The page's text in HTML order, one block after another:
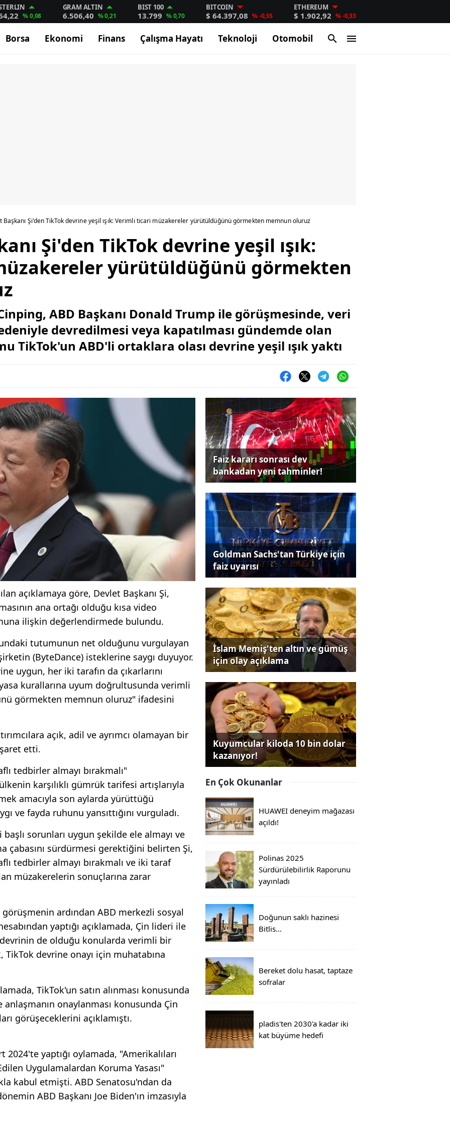
% 0,08
GRAM ALTIN
6.506,40 % 0,21
BIST 100
13.799 % 0,70
BITCOIN
$ 64.397,08 % -0,35
ETHEREUM
$ 1.902,92 % -0,33
Borsa Ekonomi Finans Çalışma Hayatı Teknoloji Otomobil
Başkanı Şi'den TikTok devrine yeşil ışık: Verimli ticari müzakereler yürütüldüğünü görmekten memnun oluruz
Şi'den TikTok devrine yeşil ışık:
yürütüldüğünü görmekten
ABD Başkanı Donald Trump ile görüşmesinde, veri
devredilmesi veya kapatılması gündemde olan
TikTok'un ABD'li ortaklara olası devrine yeşil ışık yaktı
açıklamaya göre, Devlet Başkanı Şi,
ana ortağı olduğu kısa video
ilişkin değerlendirmede bulundu.
tutumunun net olduğunu vurgulayan
(ByteDance) isteklerine saygı duyuyor.
uygun, her iki tarafın da çıkarlarını
kurallarına uyum doğrultusunda verimli
görmekten memnun oluruz" ifadesini
açık, adil ve ayrımcı olamayan bir
etti.
tedbirler almayı bırakmalı"
karşılıklı gümrük tarifesi artışlarıyla
amacıyla son aylarda yürüttüğü
ve fayda ruhunu yansıttığını vurguladı.
sorunları uygun şekilde ele almayı ve
çabasını sürdürmesi gerektiğini belirten Şi,
tedbirler almayı bırakmalı ve iki taraf
müzakerelerin sonuçlarına zarar
ardından ABD merkezli sosyal
yaptığı açıklamada, Çin lideri ile
de olduğu konularda verimli bir
TikTok devrine onayı için muhatabına
TikTok'un satın alınması konusunda
anlaşmanın onaylanması konusunda Çin
görüşeceklerini açıklamıştı.
yaptığı oylamada, "Amerikalıları
Uygulamalardan Koruma Yasası"
kabul etmişti. ABD Senatosu'ndan da
ABD Başkanı Joe Biden'ın imzasıyla
Faiz kararı sonrası dev
bankadan yeni tahminler!
Goldman Sachs'tan Türkiye için
faiz uyarısı
İslam Memiş'ten altın ve gümüş
için olay açıklama
Kuyumcular kiloda 10 bin dolar
kazanıyor!
En Çok Okunanlar
HUAWEI deneyim mağazası
açıldı!
Polinas 2025
Sürdürülebilirlik Raporunu
yayınladı
Doğunun saklı hazinesi
Bitlis...
Bereket dolu hasat, taptaze
sofralar
pladis'ten 2030'a kadar iki
kat büyüme hedefi